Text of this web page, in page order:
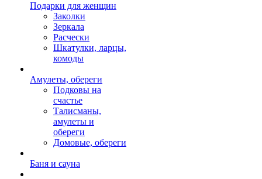
Подарки для женщин
Заколки
Зеркала
Расчески
Шкатулки, ларцы,
комоды
Амулеты, обереги
Подковы на
счастье
Талисманы,
амулеты и
обереги
Домовые, обереги
Баня и сауна